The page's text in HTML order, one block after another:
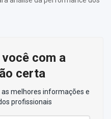
com a
certa
melhores informações e
profissionais